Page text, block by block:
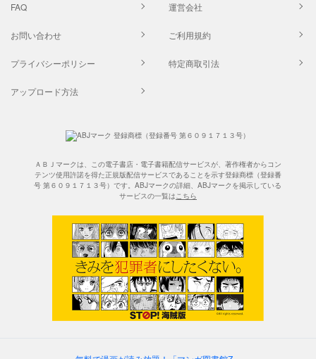
FAQ 運営会社
お問い合わせ ご利用規約
プライバシーポリシー 特定商取引法
アップロード方法
ＡＢＪマークは、この電子書店・電子書籍配信サービスが、著作権者からコン
テンツ使用許諾を得た正規版配信サービスであることを示す登録商標（登録番
号 第６０９１７１３号）です。ABJマークの詳細、ABJマークを掲示している
サービスの一覧はこちら